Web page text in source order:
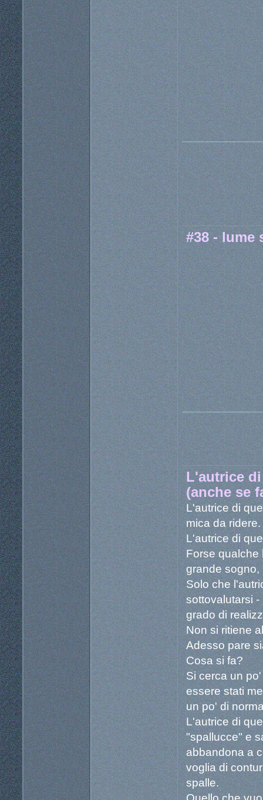
#38 - lume
L'autrice
(anche se
L'autrice di
mica da ridere.
L'autrice di
Forse qualche
grande sogno,
Solo che
sottovalutarsi
grado di
Non si ritiene
Adesso pare
Cosa si fa?
Si cerca un
essere stati
un po' di
L'autrice di
"spallucce" e
abbandona a
voglia di
spalle.